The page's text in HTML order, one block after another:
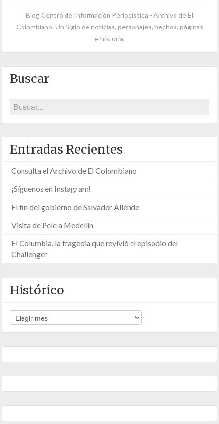
Blog Centro de Información Periodística - Archivo de El
Colombiano. Un Siglo de noticias, personajes, hechos, páginas
e historia.
Buscar
Entradas Recientes
Consulta el Archivo de El Colombiano
¡Síguenos en Instagram!
El fin del gobierno de Salvador Allende
Visita de Pele a Medellín
El Columbia, la tragedia que revivió el episodio del
Challenger
Histórico